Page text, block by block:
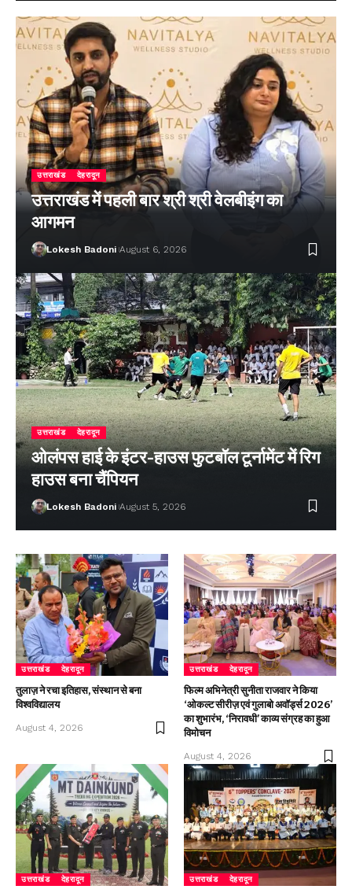
उत्तराखंड देहरादून
उत्तराखंड में पहली बार श्री श्री वेलबीइंग का
आगमन
Lokesh Badoni August 6, 2026
उत्तराखंड देहरादून
ओलंपस हाई के इंटर-हाउस फुटबॉल टूर्नामेंट में रिग
हाउस बना चैंपियन
Lokesh Badoni August 5, 2026
उत्तराखंड देहरादून
तुलाज़ ने रचा इतिहास, संस्थान से बना
विश्वविद्यालय
August 4, 2026
उत्तराखंड देहरादून
फिल्म अभिनेत्री सुनीता राजवार ने किया
‘ओकल्ट सीरीज़ एवं गुलाबो अवॉर्ड्स 2026’
का शुभारंभ, ‘निरावधी’ काव्य संग्रह का हुआ
विमोचन
August 4, 2026
उत्तराखंड देहरादून उत्तराखंड देहरादून